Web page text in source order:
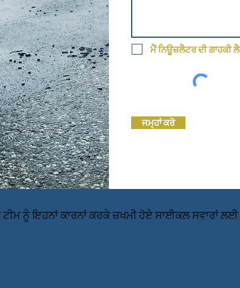
ਮੈਂ ਨਿਊਜ਼ਲੈਟਰ ਦੀ ਗਾਹਕੀ
ਜਮ੍ਹਾਂ ਕਰੋ
ਟੀਮ ਨੂੰ ਇਹਨਾਂ ਕਾਰਨਾਂ ਕਰਕੇ ਜ਼ਖਮੀ ਹੋਏ ਸਾਈਕਲ ਸਵਾਰਾਂ